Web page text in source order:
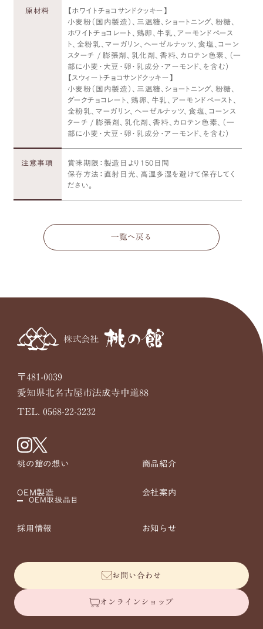
原材料
【ホワイトチョコサンドクッキー】
小麦粉（国内製造）、三温糖、ショートニング、粉糖、
ホワイトチョコレート、鶏卵、牛乳、アーモンドペース
ト、全粉乳、マーガリン、ヘーゼルナッツ、食塩、コーン
スターチ / 膨張剤、乳化剤、香料、カロテン色素、（一
部に小麦・大豆・卵・乳成分・アーモンド、を含む）
【スウィートチョコサンドクッキー】
小麦粉（国内製造）、三温糖、ショートニング、粉糖、
ダークチョコレート、鶏卵、牛乳、アーモンドペースト、
全粉乳、マーガリン、ヘーゼルナッツ、食塩、コーンス
ターチ / 膨張剤、乳化剤、香料、カロテン色素、（一
部に小麦・大豆・卵・乳成分・アーモンド、を含む）
注意事項
賞味期限：製造日より150日間
保存方法：直射日光、高温多湿を避けて保存してく
ださい。
一覧へ戻る
〒481-0039
愛知県北名古屋市法成寺中道88
TEL. 0568-22-3232
桃の館の想い 商品紹介
OEM製造
OEM取扱品目
会社案内
採用情報 お知らせ
お問い合わせ
オンラインショップ